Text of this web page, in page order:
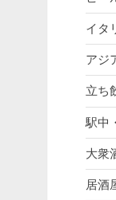
イタ
アジ
立ち
駅中
大衆
居酒